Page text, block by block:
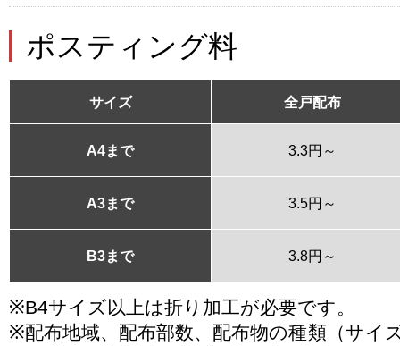
ポスティング料
サイズ 全戸配布
A4まで 3.3円～
A3まで 3.5円～
B3まで 3.8円～
※B4サイズ以上は折り加工が必要です。
※配布地域、配布部数、配布物の種類（サイ